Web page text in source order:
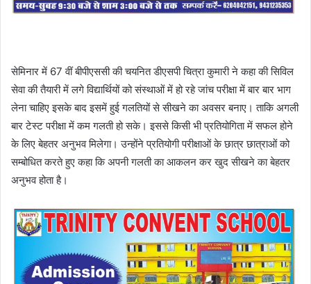
सेमिनार में 67 वीं बीपीएससी की चयनित डीएसपी चित्रा कुमारी ने कहा की सिविल
सेवा की तैयारी में लगे विद्यार्थियों को संस्थाओं में हो रहे जांच परीक्षा में बार बार भाग
लेना चाहिए इसके बाद इसमें हुई गलतियों से सीखने का अवसर बनाए। ताकि अगली
बार टेस्ट परीक्षा में कम गलती हो सके। इससे किसी भी प्रतियोगिता में सफल होने
के लिए बेहतर अनुभव मिलेगा। उन्होंने प्रतियोगी परीक्षाओं के छात्र छात्राओं को
सम्बोधित करते हुए कहा कि अपनी गलती का आकलन कर खुद सीखने का बेहतर
अनुभव होता है।